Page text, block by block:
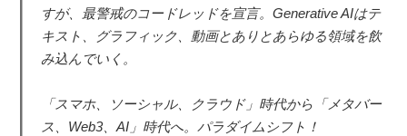
すが、最警戒のコードレッドを宣言。Generative AIはテ
キスト、グラフィック、動画とありとあらゆる領域を飲
み込んでいく。
「スマホ、ソーシャル、クラウド」時代から「メタバー
ス、Web3、AI」時代へ。パラダイムシフト！